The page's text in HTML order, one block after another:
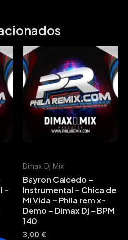
-
Dimax Dj Mix
Bayron Caicedo –
Instrumental – Chica de
Mi Vida – Phila remix-
Demo – Dimax Dj – BPM
140
3,00 €